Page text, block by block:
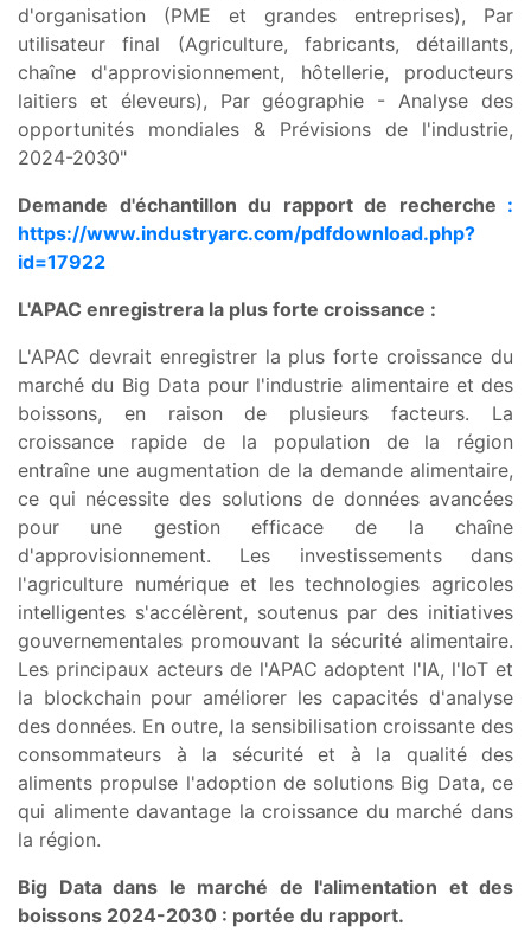
d'organisation (PME et grandes entreprises), Par
utilisateur final (Agriculture, fabricants, détaillants,
chaîne d'approvisionnement, hôtellerie, producteurs
laitiers et éleveurs), Par géographie - Analyse des
opportunités mondiales & Prévisions de l'industrie,
2024-2030"
Demande d'échantillon du rapport de recherche :
https://www.industryarc.com/pdfdownload.php?
id=17922
L'APAC enregistrera la plus forte croissance :
L'APAC devrait enregistrer la plus forte croissance du
marché du Big Data pour l'industrie alimentaire et des
boissons, en raison de plusieurs facteurs. La
croissance rapide de la population de la région
entraîne une augmentation de la demande alimentaire,
ce qui nécessite des solutions de données avancées
pour une gestion efficace de la chaîne
d'approvisionnement. Les investissements dans
l'agriculture numérique et les technologies agricoles
intelligentes s'accélèrent, soutenus par des initiatives
gouvernementales promouvant la sécurité alimentaire.
Les principaux acteurs de l'APAC adoptent l'IA, l'IoT et
la blockchain pour améliorer les capacités d'analyse
des données. En outre, la sensibilisation croissante des
consommateurs à la sécurité et à la qualité des
aliments propulse l'adoption de solutions Big Data, ce
qui alimente davantage la croissance du marché dans
la région.
Big Data dans le marché de l'alimentation et des
boissons 2024-2030 : portée du rapport.